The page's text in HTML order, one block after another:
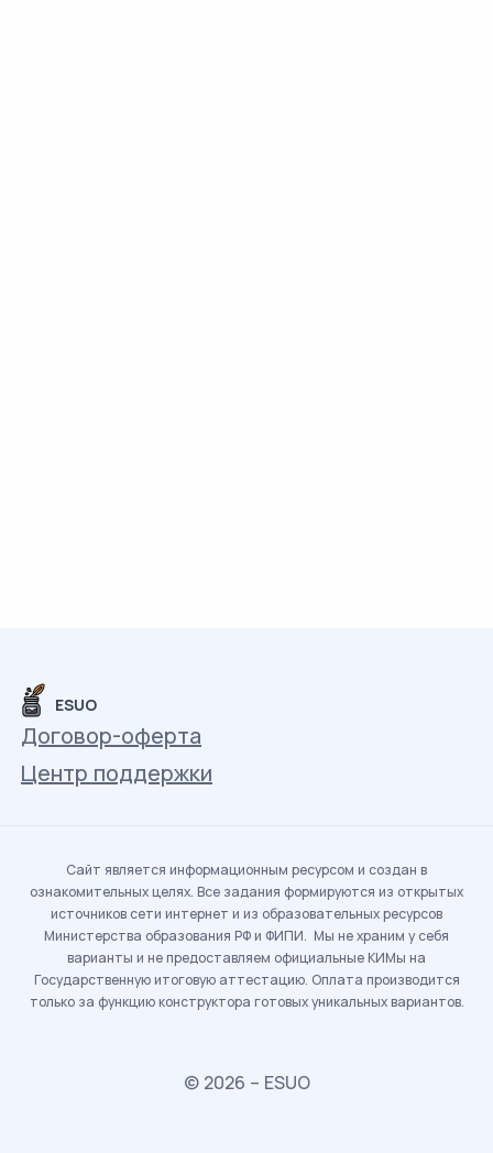
ESUO
Договор-оферта
Центр поддержки
Сайт является информационным ресурсом и создан в
ознакомительных целях. Все задания формируются из открытых
источников сети интернет и из образовательных ресурсов
Министерства образования РФ и ФИПИ. Мы не храним у себя
варианты и не предоставляем официальные КИМы на
Государственную итоговую аттестацию. Оплата производится
только за функцию конструктора готовых уникальных вариантов.
© 2026 – ESUO